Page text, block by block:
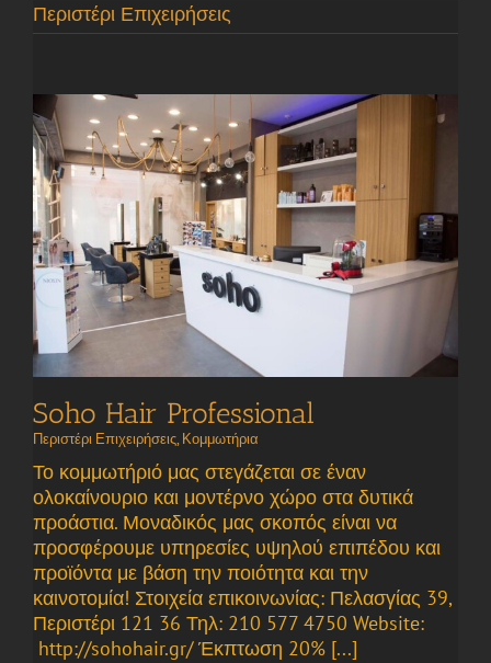
Περιστέρι Επιχειρήσεις
Soho Hair Professional
Περιστέρι Επιχειρήσεις, Κομμωτήρια
Το κομμωτήριό μας στεγάζεται σε έναν
ολοκαίνουριο και μοντέρνο χώρο στα δυτικά
προάστια. Μοναδικός μας σκοπός είναι να
προσφέρουμε υπηρεσίες υψηλού επιπέδου και
προϊόντα με βάση την ποιότητα και την
καινοτομία! Στοιχεία επικοινωνίας: Πελασγίας 39,
Περιστέρι 121 36 Τηλ: 210 577 4750 Website:
http://sohohair.gr/ Έκπτωση 20% [...]